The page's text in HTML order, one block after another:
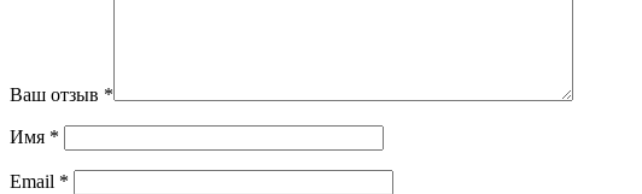
Ваш отзыв *
Имя *
Email *